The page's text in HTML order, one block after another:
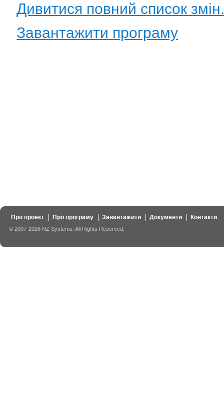
Дивитися повний список
Завантажити програму
Про проект Про програму Завантажити Документи Контакти
© 2007-2026 NZ Systems. All Rights Reserved.